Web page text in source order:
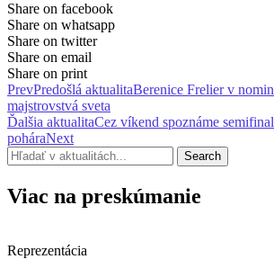
Share on facebook
Share on whatsapp
Share on twitter
Share on email
Share on print
PrevPredošlá aktualitaBerenice Frelier v
majstrovstvá sveta
Ďalšia aktualitaCez víkend spoznáme
poháraNext
Search
Viac na preskúmanie
Reprezentácia